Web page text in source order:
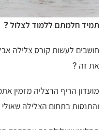
תמיד חלמתם ללמוד לצלול ?
חושבים לעשות קורס צלילה
את זה ?
מועדון הריף הרצליה מזמין
והתנסות בתחום הצלילה שאולי